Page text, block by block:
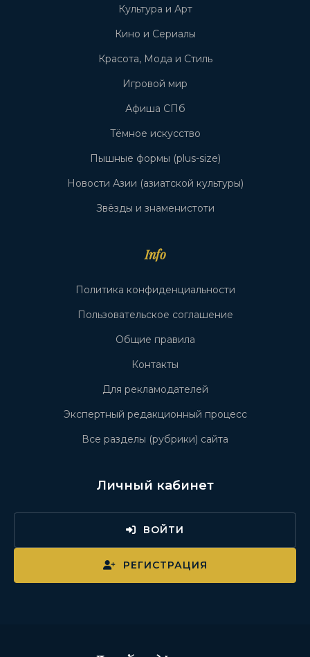
Культура и Арт
Кино и Сериалы
Красота, Мода и Стиль
Игровой мир
Афиша СПб
Тёмное искусство
Пышные формы (plus-size)
Новости Азии (азиатской культуры)
Звёзды и знаменистоти
Info
Политика конфиденциальности
Пользовательское соглашение
Общие правила
Контакты
Для рекламодателей
Экспертный редакционный процесс
Все разделы (рубрики) сайта
Личный кабинет
ВОЙТИ
РЕГИСТРАЦИЯ